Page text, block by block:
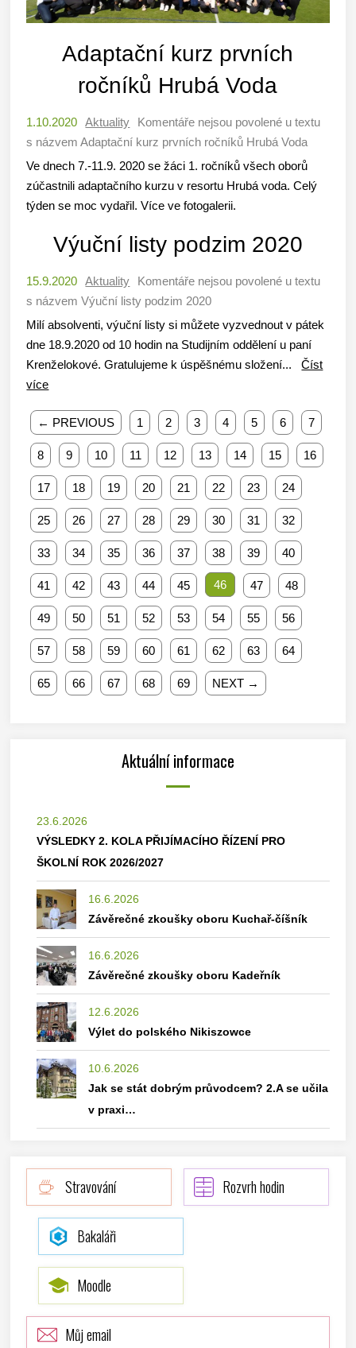
Adaptační kurz prvních
ročníků Hrubá Voda
1.10.2020 Aktuality Komentáře nejsou povolené u textu
s názvem Adaptační kurz prvních ročníků Hrubá Voda
Ve dnech 7.-11.9. 2020 se žáci 1. ročníků všech oborů
zúčastnili adaptačního kurzu v resortu Hrubá voda. Celý
týden se moc vydařil. Více ve fotogalerii.
Výuční listy podzim 2020
15.9.2020 Aktuality Komentáře nejsou povolené u textu
s názvem Výuční listy podzim 2020
Milí absolventi, výuční listy si můžete vyzvednout v pátek
dne 18.9.2020 od 10 hodin na Studijním oddělení u paní
Krenželokové. Gratulujeme k úspěšnému složení...Číst
více
← PREVIOUS 1 2 3 4 5 6 7
8 9 10 11 12 13 14 15 16
17 18 19 20 21 22 23 24
25 26 27 28 29 30 31 32
33 34 35 36 37 38 39 40
41 42 43 44 45 46 47 48
49 50 51 52 53 54 55 56
57 58 59 60 61 62 63 64
65 66 67 68 69 NEXT →
Aktuální informace
23.6.2026
VÝSLEDKY 2. KOLA PŘIJÍMACÍHO ŘÍZENÍ PRO
ŠKOLNÍ ROK 2026/2027
16.6.2026
Závěrečné zkoušky oboru Kuchař-číšník
16.6.2026
Závěrečné zkoušky oboru Kadeřník
12.6.2026
Výlet do polského Nikiszowce
10.6.2026
Jak se stát dobrým průvodcem? 2.A se učila
v praxi…
Stravování Rozvrh hodin
Bakaláři
Moodle
Můj email